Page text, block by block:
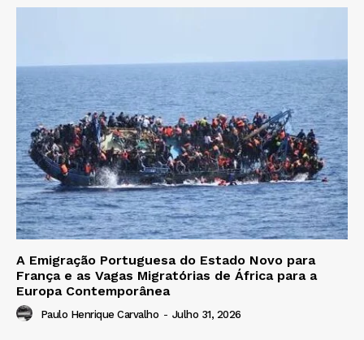
A Emigração Portuguesa do Estado Novo para
França e as Vagas Migratórias de África para a
Europa Contemporânea
Paulo Henrique Carvalho - Julho 31, 2026